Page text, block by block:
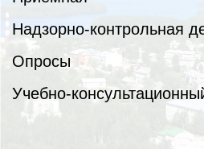
Надзорно-контрольная
Опросы
Учебно-